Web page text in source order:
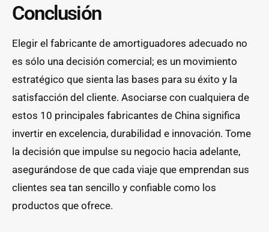
Conclusión
Elegir el fabricante de amortiguadores adecuado no
es sólo una decisión comercial; es un movimiento
estratégico que sienta las bases para su éxito y la
satisfacción del cliente. Asociarse con cualquiera de
estos 10 principales fabricantes de China significa
invertir en excelencia, durabilidad e innovación. Tome
la decisión que impulse su negocio hacia adelante,
asegurándose de que cada viaje que emprendan sus
clientes sea tan sencillo y confiable como los
productos que ofrece.